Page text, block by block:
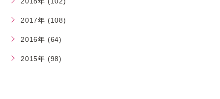
2017年 (108)
2016年 (64)
2015年 (98)